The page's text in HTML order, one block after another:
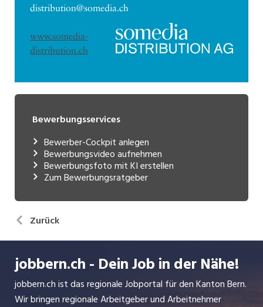
distribution@somedia.ch
www.somedia-
distribution.ch
Bewerbungsservices
Bewerber-Cockpit anlegen
Bewerbungsvideo aufnehmen
Bewerbungsfoto mit KI erstellen
Zum Bewerbungsratgeber
Zurück
jobbern.ch - Dein Job in der Nähe!
jobbern.ch ist das regionale Jobportal für den Kanton Bern.
Wir bringen regionale Arbeitgeber und Arbeitnehmer